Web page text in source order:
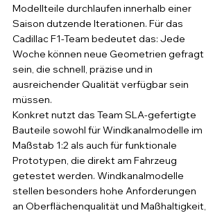
Modellteile durchlaufen innerhalb einer
Saison dutzende Iterationen. Für das
Cadillac F1-Team bedeutet das: Jede
Woche können neue Geometrien gefragt
sein, die schnell, präzise und in
ausreichender Qualität verfügbar sein
müssen.
Konkret nutzt das Team SLA-gefertigte
Bauteile sowohl für Windkanalmodelle im
Maßstab 1:2 als auch für funktionale
Prototypen, die direkt am Fahrzeug
getestet werden. Windkanalmodelle
stellen besonders hohe Anforderungen
an Oberflächenqualität und Maßhaltigkeit,